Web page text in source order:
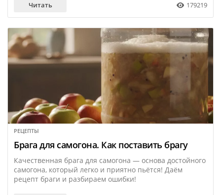
Читать 179219
РЕЦЕПТЫ
Брага для самогона. Как поставить брагу
Качественная брага для самогона — основа достойного
самогона, который легко и приятно пьётся! Даём
рецепт браги и разбираем ошибки!